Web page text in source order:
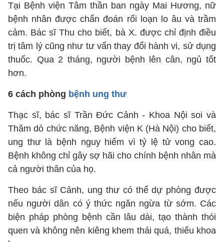
Tại Bệnh viện Tâm thần ban ngày Mai Hương, nữ
bệnh nhân được chẩn đoán rối loạn lo âu và trầm
cảm. Bác sĩ Thu cho biết, bà X. được chỉ định điều
trị tâm lý cũng như tư vấn thay đổi hành vi, sử dụng
thuốc. Qua 2 tháng, người bệnh lên cân, ngủ tốt
hơn.
6 cách phòng bệnh ung thư
Thạc sĩ, bác sĩ Trần Đức Cảnh - Khoa Nội soi và
Thăm dò chức năng, Bệnh viện K (Hà Nội) cho biết,
ung thư là bệnh nguy hiểm vì tỷ lệ tử vong cao.
Bệnh không chỉ gây sợ hãi cho chính bệnh nhân mà
cả người thân của họ.
Theo bác sĩ Cảnh, ung thư có thể dự phòng được
nếu người dân có ý thức ngăn ngừa từ sớm. Các
biện pháp phòng bệnh cần lâu dài, tạo thành thói
quen và không nên kiêng khem thái quá, thiếu khoa